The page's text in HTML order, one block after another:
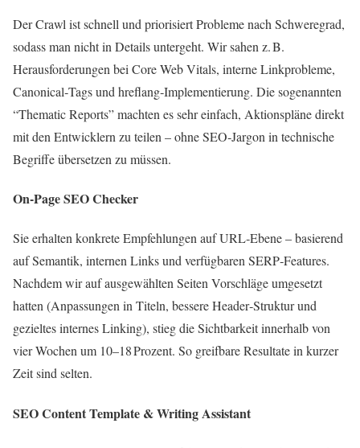
Der Crawl ist schnell und priorisiert Probleme nach Schweregrad,
sodass man nicht in Details untergeht. Wir sahen z. B.
Herausforderungen bei Core Web Vitals, interne Linkprobleme,
Canonical‑Tags und hreflang‑Implementierung. Die sogenannten
“Thematic Reports” machten es sehr einfach, Aktionspläne direkt
mit den Entwicklern zu teilen – ohne SEO‑Jargon in technische
Begriffe übersetzen zu müssen.
On-Page SEO Checker
Sie erhalten konkrete Empfehlungen auf URL‑Ebene – basierend
auf Semantik, internen Links und verfügbaren SERP‑Features.
Nachdem wir auf ausgewählten Seiten Vorschläge umgesetzt
hatten (Anpassungen in Titeln, bessere Header‑Struktur und
gezieltes internes Linking), stieg die Sichtbarkeit innerhalb von
vier Wochen um 10–18 Prozent. So greifbare Resultate in kurzer
Zeit sind selten.
SEO Content Template & Writing Assistant